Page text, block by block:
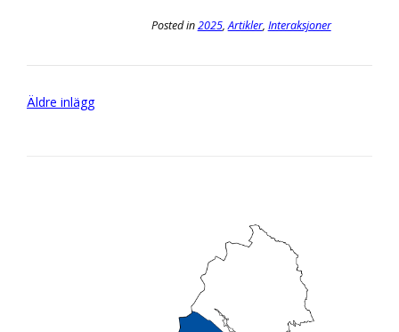
Posted in2025,Artikler, Interaksjoner
Inläggsnavigering
Äldre inlägg